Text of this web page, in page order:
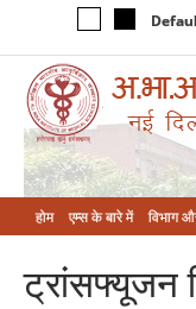
होम एम्‍स के बारे में विभाग
ट्रांसफ्यूजन